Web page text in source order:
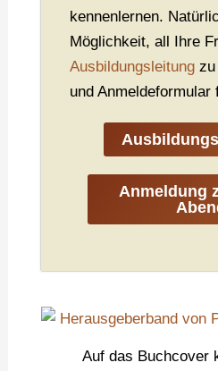
kennenlernen.
Möglichkeit, all Ihre
Ausbildungsleitung zu
und Anmeldeformular
Anmeldung
Auf das Buchcover